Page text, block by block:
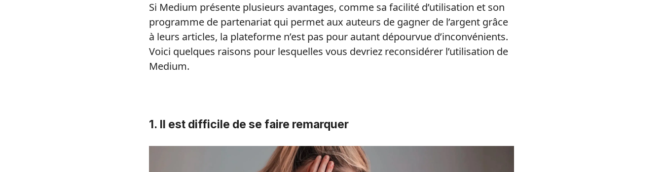
Si Medium présente plusieurs avantages, comme sa facilité d’utilisation et son
programme de partenariat qui permet aux auteurs de gagner de l’argent grâce
à leurs articles, la plateforme n’est pas pour autant dépourvue d’inconvénients.
Voici quelques raisons pour lesquelles vous devriez reconsidérer l’utilisation de
Medium.
1. Il est difficile de se faire remarquer